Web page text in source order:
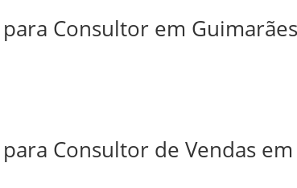
Consultor em Guimarães
Consultor de Vendas em